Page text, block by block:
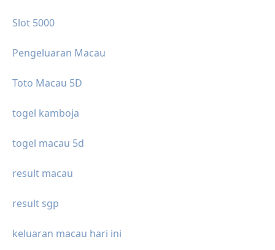
Slot 5000
Pengeluaran Macau
Toto Macau 5D
togel kamboja
togel macau 5d
result macau
result sgp
keluaran macau hari ini